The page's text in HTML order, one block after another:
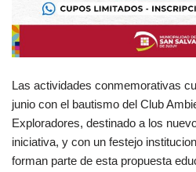
Las actividades conmemorativas
junio con el bautismo del Club
Exploradores, destinado a los
iniciativa, y con un festejo
forman parte de esta propuesta